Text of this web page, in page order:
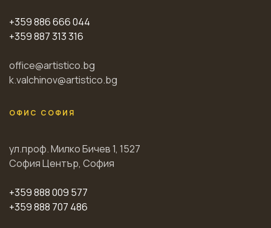
+359 886 666 044
+359 887 313 316
office@artistico.bg
k.valchinov@artistico.bg
ОФИС СОФИЯ
ул.проф. Милко Бичев 1, 1527
София Център, София
+359 888 009 577
+359 888 707 486